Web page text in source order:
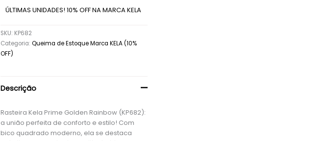
ÚLTIMAS UNIDADES! 10% OFF NA MARCA KELA
SKU: KP682
Categoria: Queima de Estoque Marca KELA (10%
OFF)
Descrição
Rasteira Kela Prime Golden Rainbow (KP682):
a união perfeita de conforto e estilo! Com
bico quadrado moderno, ela se destaca